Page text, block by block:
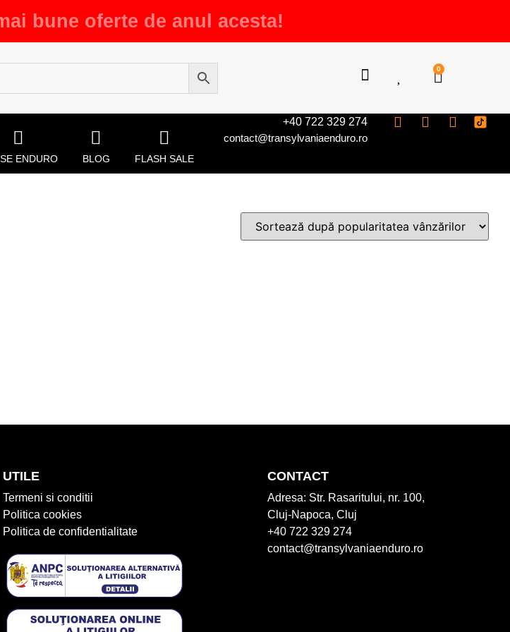
bune oferte de anul acesta!
0
ENDURO BLOG FLASH SALE
+40 722 329 274
contact@transylvaniaenduro.ro
UTILE
Termeni si conditii
Politica cookies
Politica de confidentialitate
CONTACT
Adresa: Str. Rasaritului, nr. 100,
Cluj-Napoca, Cluj
+40 722 329 274
contact@transylvaniaenduro.ro